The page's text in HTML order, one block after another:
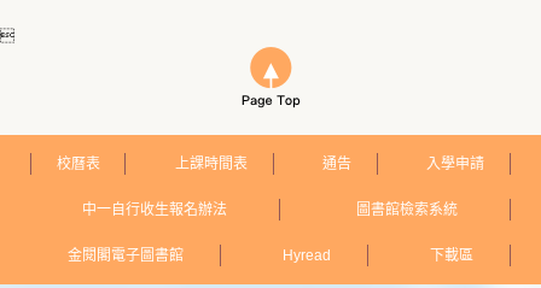

校曆表 上課時間表 通告 入學申請
中一自行收生報名辦法 圖書館檢索系統
金閱閣電子圖書館 Hyread 下載區